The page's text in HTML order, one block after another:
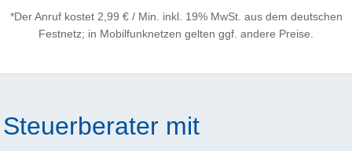
*Der Anruf kostet 2,99 € / Min. inkl. 19% MwSt. aus dem deutschen
Festnetz; in Mobilfunknetzen gelten ggf. andere Preise.
Steuerberater mit